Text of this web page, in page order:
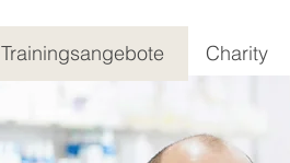
Trainingsangebote Charity